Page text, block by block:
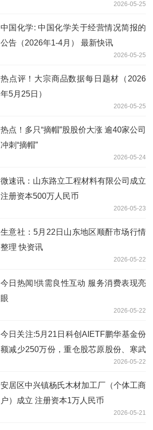
2026-05-25
中国化学: 中国化学关于经营情况简报的
公告（2026年1-4月） 最新快讯
2026-05-25
热点评！大宗商品数据每日题材（2026
年5月25日）​
2026-05-25
热点！多只“摘帽”股股价大涨 逾40家公司
冲刺“摘帽”
2026-05-24
微速讯：山东路立工程材料有限公司成立
注册资本500万人民币
2026-05-23
生意社：5月22日山东地区顺酐市场行情
整理 快资讯
2026-05-22
今日热闻!供需良性互动 服务消费表现亮
眼
2026-05-22
今日关注:5月21日科创AIETF鹏华基金份
额减少250万份，重仓股芯原股份、寒武
2026-05-22
安居区中兴镇杨氏木材加工厂（个体工商
户）成立 注册资本1万人民币
2026-05-21